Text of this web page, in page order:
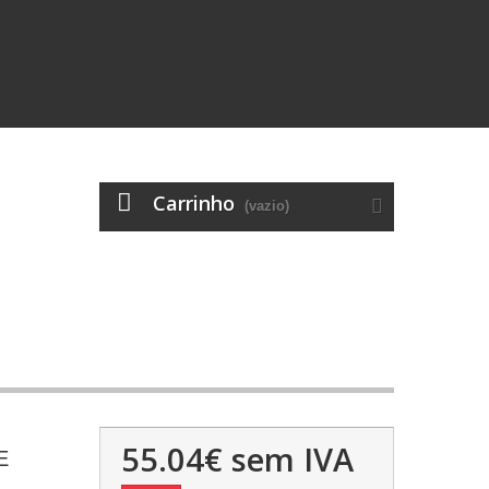
Carrinho (vazio)
55.04€ sem IVA